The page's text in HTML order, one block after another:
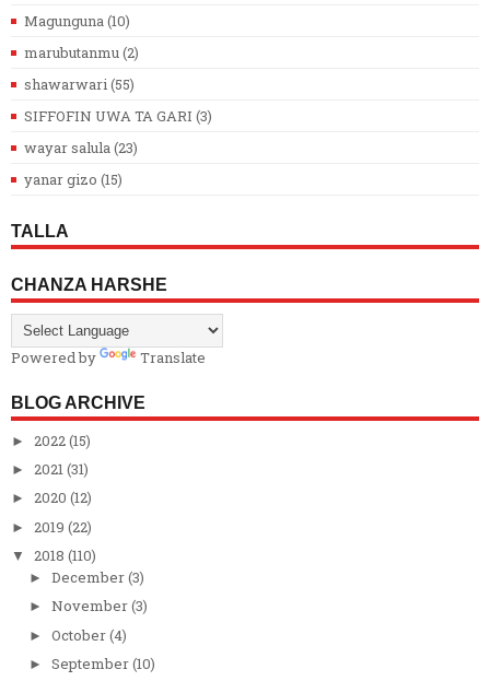
Magunguna(10)
marubutanmu(2)
shawarwari(55)
SIFFOFIN UWA TA GARI (3)
wayar salula(23)
yanar gizo (15)
TALLA
CHANZA HARSHE
Powered by Translate
BLOG ARCHIVE
► 2022(15)
► 2021(31)
► 2020 (12)
► 2019 (22)
▼ 2018 (110)
► December(3)
► November(3)
► October(4)
► September(10)